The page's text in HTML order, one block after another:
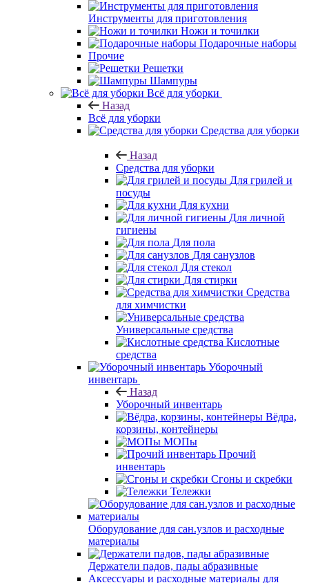
Инструменты для приготовления
Ножи и точилки
Подарочные наборы
Прочие
Решетки
Шампуры
Всё для уборки
Назад
Всё для уборки
Средства для уборки
Назад
Средства для уборки
Для грилей и
посуды
Для кухни
Для личной
гигиены
Для пола
Для санузлов
Для стекол
Для стирки
Средства
для химчистки
Универсальные средства
Кислотные
средства
Уборочный
инвентарь
Назад
Уборочный инвентарь
Вёдра,
корзины, контейнеры
МОПы
Прочий
инвентарь
Сгоны и скребки
Тележки
Оборудование для сан.узлов и расходные
материалы
Держатели падов, пады абразивные
Аксессуары и расходные материалы для